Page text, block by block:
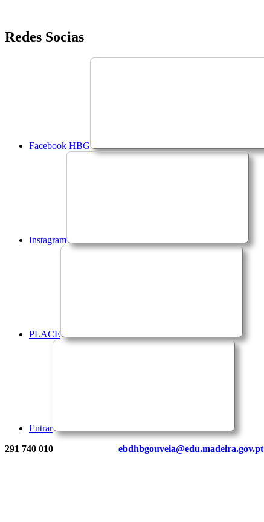
Saltar
para
Redes Socias
Facebook HBG
Instagram
PLACE
Entrar
291 740 010 ebdhbgouveia@edu.madeira.gov.pt